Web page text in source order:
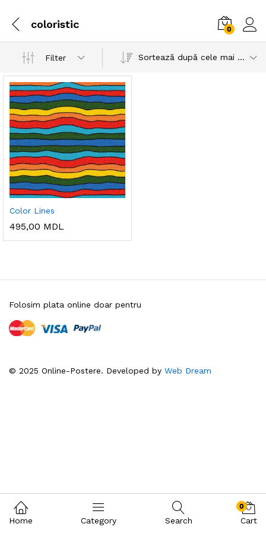
coloristic 0
Filter Sortează după cele mai recente
Color Lines
495,00 MDL
© 2025 Online-Postere. Developed by Web Dream
Folosim plata online doar pentru
Home Category Search
0
Cart